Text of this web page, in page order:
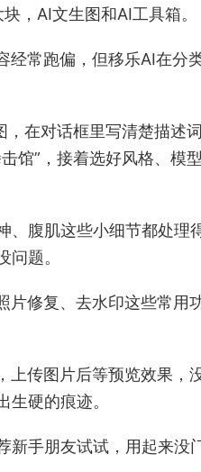
，AI文生图和AI工具箱。
经常跑偏，但移乐AI在分
，在对话框里写清楚描述词
”，接着选好风格、模型
、腹肌这些小细节都处理
题。
片修复、去水印这些常用
上传图片后等预览效果，
硬的痕迹。
新手朋友试试，用起来没